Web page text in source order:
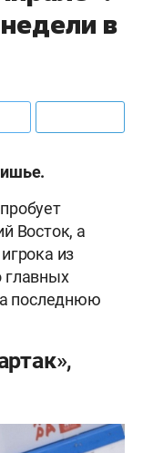
в
Восток, а
из
главных
последнюю